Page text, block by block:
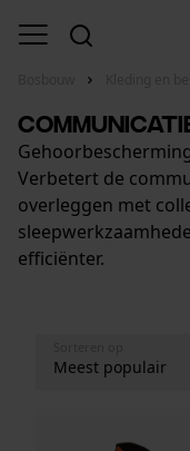
Verbetert de
overleggen met
efficiënter.